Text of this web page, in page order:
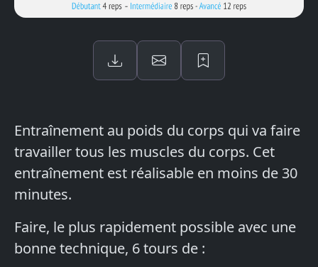
Entraînement au poids du corps qui va faire
travailler tous les muscles du corps. Cet
entraînement est réalisable en moins de 30
minutes.
Faire, le plus rapidement possible avec une
bonne technique, 6 tours de :